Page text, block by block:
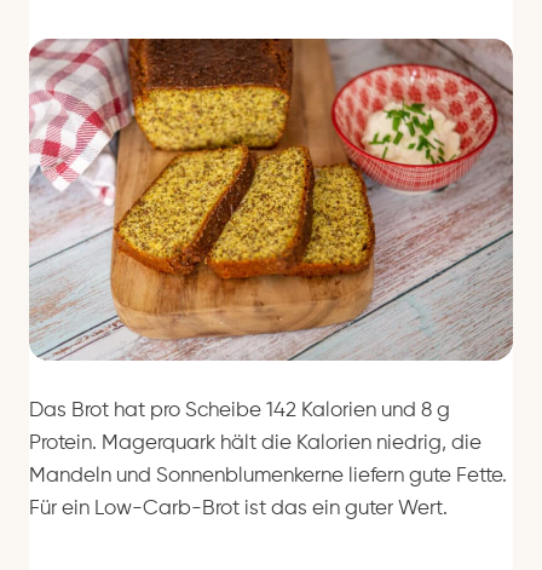
Das Brot hat pro Scheibe 142 Kalorien und 8 g
Protein. Magerquark hält die Kalorien niedrig, die
Mandeln und Sonnenblumenkerne liefern gute Fette.
Für ein Low-Carb-Brot ist das ein guter Wert.